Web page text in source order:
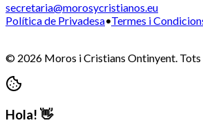
secretaria@morosycristianos.eu
Política de Privadesa•Termes i
© 2026 Moros i Cristians Ontinyent. Tots
Hola! 👋